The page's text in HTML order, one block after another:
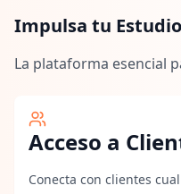
Impulsa tu
La plataforma esencial
Acceso a
Conecta con clientes